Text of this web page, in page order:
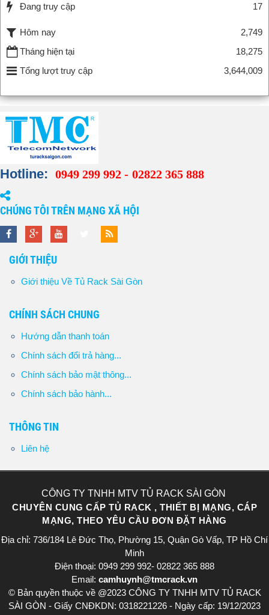
Đang truy cập 17
Hôm nay
2,749
Tháng hiện tại
18,275
Tổng lượt truy cập
3,644,009
Hotline: 0949 299 992 - 02822 365 888
CHÚNG TÔI TRÊN MẠNG XÃ HỘI
GIỚI THIỆU
Giới thiệu Về Tủ Rack Sài Gòn
CHÍNH SÁCH CHUNG
Hướng dẫn thanh toán
Chính sách đổi trả hàng...
Chính sách bảo mật thông...
Chính sách bảo hành...
THÔNG TIN
Liên hệ
CÔNG TY TNHH MTV TỦ RACK SÀI GÒN
CHUYÊN CUNG CẤP TỦ RACK , THIẾT BỊ MẠNG, CÁP
MẠNG, THEO YÊU CẦU ĐƠN ĐẶT HÀNG
Địa chỉ: 736/184 Lê Đức Thọ, Phường 15, Quận Gò Vấp, TP Hồ Chí
Minh
Điện thoại: 0949 299 992- 02822 365 888​
Email: camhuynh@tmcrack.vn
© Bản quyền thuộc về @2023 CÔNG TY TNHH MTV TỦ RACK
SÀI GÒN - Giấy CNĐKDN: 0318221226 - Ngày cấp: 19/12/2023